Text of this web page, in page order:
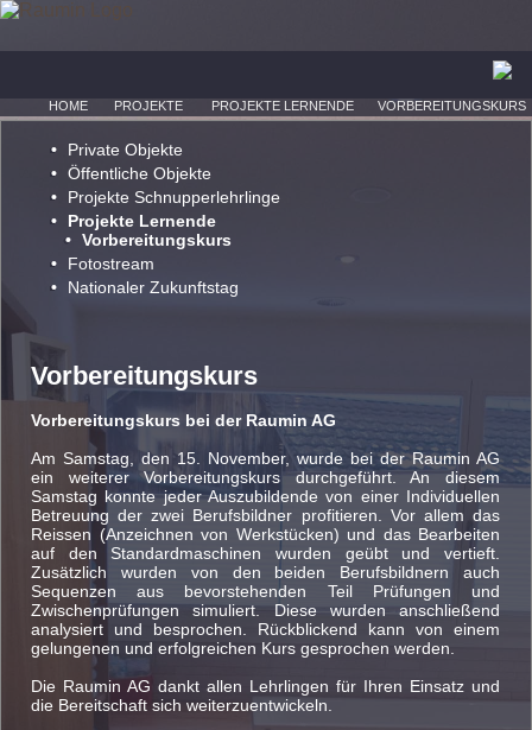
HOME PROJEKTE PROJEKTE LERNENDE VORBEREITUNGSKURS
Private Objekte
Öffentliche Objekte
Projekte Schnupperlehrlinge
Projekte Lernende
Vorbereitungskurs
Fotostream
Nationaler Zukunftstag
Vorbereitungskurs
Vorbereitungskurs bei der Raumin AG
Am Samstag, den 15. November, wurde bei der Raumin AG
ein weiterer Vorbereitungskurs durchgeführt. An diesem
Samstag konnte jeder Auszubildende von einer Individuellen
Betreuung der zwei Berufsbildner profitieren. Vor allem das
Reissen (Anzeichnen von Werkstücken) und das Bearbeiten
auf den Standardmaschinen wurden geübt und vertieft.
Zusätzlich wurden von den beiden Berufsbildnern auch
Sequenzen aus bevorstehenden Teil Prüfungen und
Zwischenprüfungen simuliert. Diese wurden anschließend
analysiert und besprochen. Rückblickend kann von einem
gelungenen und erfolgreichen Kurs gesprochen werden.
Die Raumin AG dankt allen Lehrlingen für Ihren Einsatz und
die Bereitschaft sich weiterzuentwickeln.